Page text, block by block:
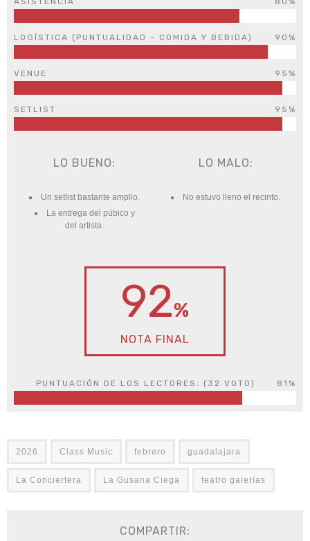
LOGÍSTICA (PUNTUALIDAD - COMIDA Y BEBIDA) 90%
VENUE 95%
SETLIST 95%
LO BUENO:
Un setlist bastante amplio.
La entrega del púbico y
del artista.
LO MALO:
No estuvo lleno el recinto.
92%
NOTA FINAL
PUNTUACIÓN DE LOS LECTORES: ( 32 VOTO) 81%
2026 Class Music febrero guadalajara
La Conciertera La Gusana Ciega teatro galerías
COMPARTIR: